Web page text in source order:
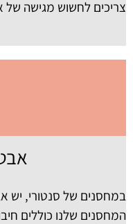
צריכים לחשוש מגישה של
במחסנים של סנטורי, יש
המחסנים שלנו כוללים